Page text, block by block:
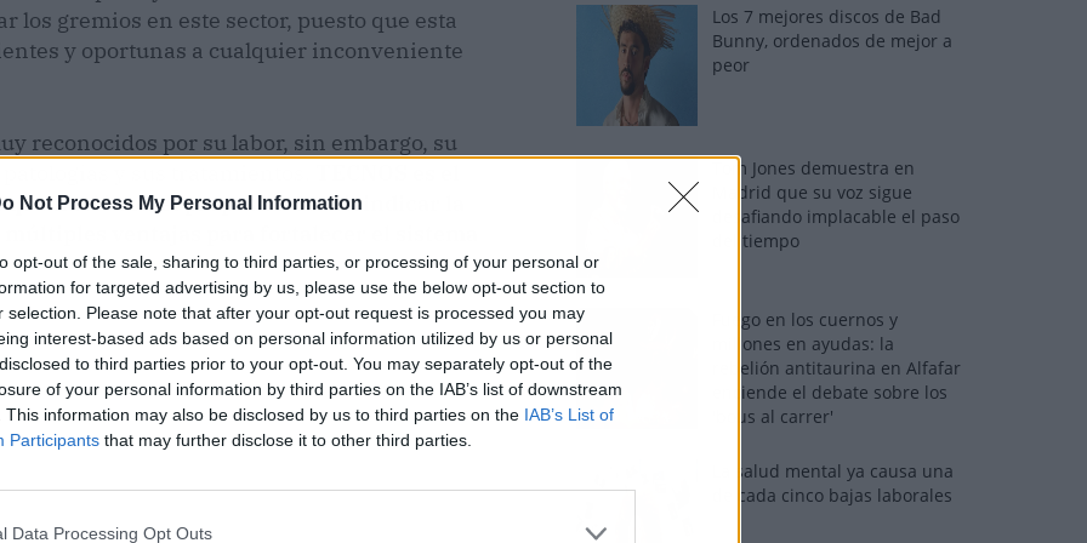
Not Process My Personal Information
opt-out of the sale, sharing to third parties, or processing of your personal or
for targeted advertising by us, please use the below opt-out section to
selection. Please note that after your opt-out request is processed you may
interest-based ads based on personal information utilized by us or personal
to third parties prior to your opt-out. You may separately opt-out of the
of your personal information by third parties on the IAB’s list of downstream
This information may also be disclosed by us to third parties on the IAB’s List of
Participants that may further disclose it to other third parties.
Data Processing Opt Outs
los gremios en este sector, puesto que esta
y oportunas a cualquier inconveniente
reconocidos por su labor, sin embargo, su
y sus tratamientos.
que nació con el propósito de reivindicar la
ventajas para fortalecer el sistema
Los 7 mejores discos de Bad
Bunny, ordenados de mejor a
peor
Tom Jones demuestra en
Madrid que su voz sigue
desafiando implacable el paso
del tiempo
Fuego en los cuernos y
millones en ayudas: la
rebelión antitaurina en Alfafar
enciende el debate sobre los
'bous al carrer'
La salud mental ya causa una
de cada cinco bajas laborales